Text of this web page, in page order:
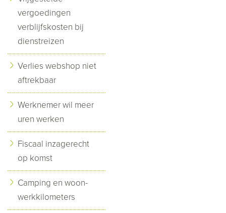
vergoedingen
verblijfskosten bij
dienstreizen
Verlies webshop niet
aftrekbaar
Werknemer wil meer
uren werken
Fiscaal inzagerecht
op komst
Camping en woon-
werkkilometers